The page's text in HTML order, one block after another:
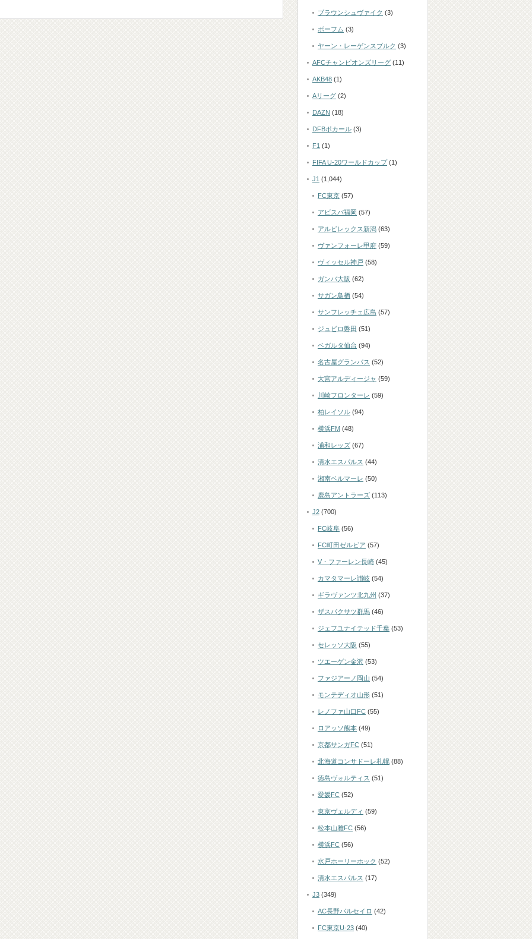
ブラウンシュヴァイク (3)
ボーフム (3)
ヤーン・レーゲンスブルク (3)
AFCチャンピオンズリーグ (11)
AKB48 (1)
Aリーグ (2)
DAZN (18)
DFBポカール (3)
F1 (1)
FIFA U-20ワールドカップ(1)
J1 (1,044)
FC東京 (57)
アビスパ福岡 (57)
アルビレックス新潟 (63)
ヴァンフォーレ甲府 (59)
ヴィッセル神戸 (58)
ガンバ大阪 (62)
サガン鳥栖 (54)
サンフレッチェ広島 (57)
ジュビロ磐田 (51)
ベガルタ仙台 (94)
名古屋グランパス (52)
大宮アルディージャ (59)
川崎フロンターレ (59)
柏レイソル (94)
横浜FM (48)
浦和レッズ (67)
清水エスパルス (44)
湘南ベルマーレ (50)
鹿島アントラーズ (113)
J2 (700)
FC岐阜 (56)
FC町田ゼルビア (57)
V・ファーレン長崎 (45)
カマタマーレ讃岐 (54)
ギラヴァンツ北九州 (37)
ザスパクサツ群馬 (46)
ジェフユナイテッド千葉 (53)
セレッソ大阪 (55)
ツエーゲン金沢 (53)
ファジアーノ岡山 (54)
モンテディオ山形 (51)
レノファ山口FC (55)
ロアッソ熊本 (49)
京都サンガFC (51)
北海道コンサドーレ札幌 (88)
徳島ヴォルティス (51)
愛媛FC (52)
東京ヴェルディ (59)
松本山雅FC (56)
横浜FC (56)
水戸ホーリーホック (52)
清水エスパルス (17)
J3 (349)
AC長野パルセイロ (42)
FC東京U-23 (40)